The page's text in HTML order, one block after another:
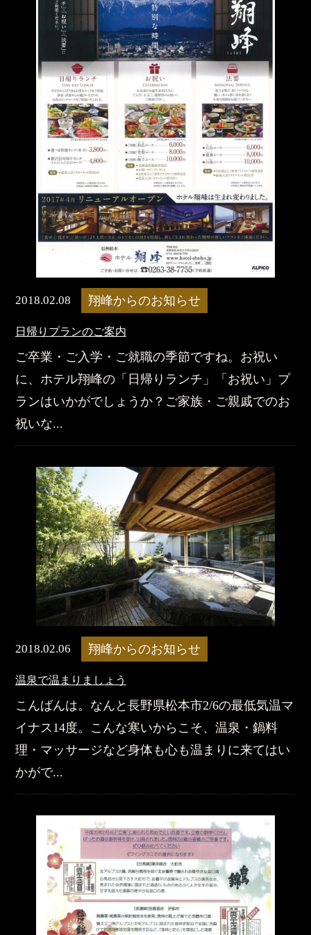
2018.02.08 翔峰からのお知らせ
日帰りプランのご案内
ご卒業・ご入学・ご就職の季節ですね。お祝い
に、ホテル翔峰の「日帰りランチ」「お祝い」プ
ランはいかがでしょうか？ご家族・ご親戚でのお
祝いな...
2018.02.06 翔峰からのお知らせ
温泉で温まりましょう
こんばんは。なんと長野県松本市2/6の最低気温マ
イナス14度。こんな寒いからこそ、温泉・鍋料
理・マッサージなど身体も心も温まりに来てはい
かがで...